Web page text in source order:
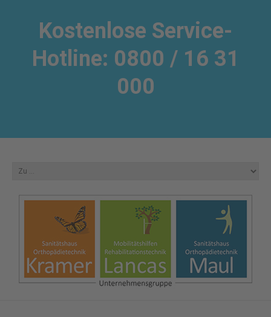
Kostenlose Service-
Hotline: 0800 / 16 31
000